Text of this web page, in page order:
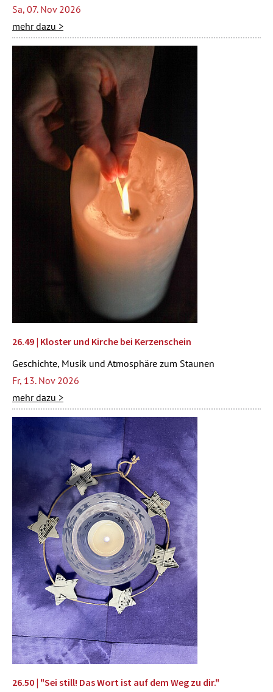
Sa, 07. Nov 2026
mehr dazu >
26.49 | Kloster und Kirche bei Kerzenschein
Geschichte, Musik und Atmosphäre zum Staunen
Fr, 13. Nov 2026
mehr dazu >
26.50 | "Sei still! Das Wort ist auf dem Weg zu dir."